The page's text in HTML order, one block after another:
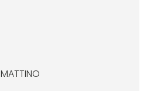
MATTINO